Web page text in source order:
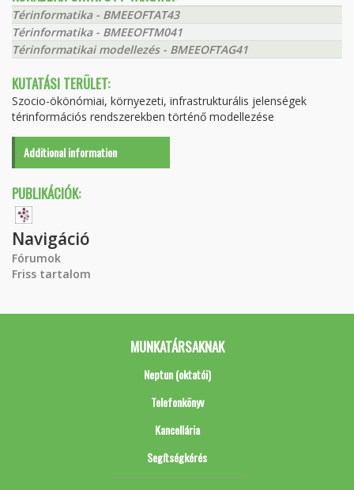
Térinformatika - BMEEOFTAT43
Térinformatika - BMEEOFTM041
Térinformatikai modellezés - BMEEOFTAG41
KUTATÁSI TERÜLET:
Szocio-ökönómiai, környezeti, infrastrukturális jelenségek
térinformációs rendszerekben történő modellezése
Additional information
PUBLIKÁCIÓK:
Navigáció
Fórumok
Friss tartalom
MUNKATÁRSAKNAK
Neptun (oktatói)
Telefonkönyv
Kancellária
Segítségkérés